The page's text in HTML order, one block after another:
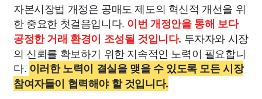
자본시장법 개정은 공매도 제도의 혁신적 개선을 위
한 중요한 첫걸음입니다. 이번 개정안을 통해 보다
공정한 거래 환경이 조성될 것입니다. 투자자와 시장
의 신뢰를 확보하기 위한 지속적인 노력이 필요합니
다. 이러한 노력이 결실을 맺을 수 있도록 모든 시장
참여자들이 협력해야 할 것입니다.